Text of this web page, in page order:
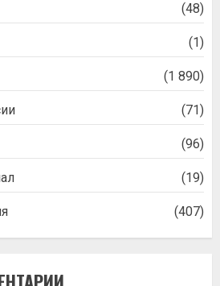
(48)
(1)
(1 890)
(71)
(96)
(19)
(407)